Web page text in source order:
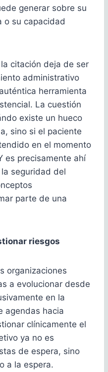
generar sobre su
o su capacidad
citación deja de ser
administrativo
herramienta
La cuestión
existe un hueco
sino si el paciente
en el momento
es precisamente ahí
seguridad del
parte de una
riesgos
organizaciones
a evolucionar desde
en la
agendas hacia
clínicamente el
ya no es
de espera, sino
a la espera.